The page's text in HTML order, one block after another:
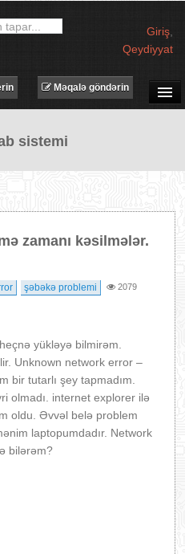
Giriş
Qeydiyyat
TECHNET TV
MƏQALƏLƏR
PROQRAMLAR
Məqalə göndərin
sistemi
zamanı kəsilmələr.
şəbəkə problemi 2079
yükləyə bilmirəm.
Unknown network error –
bir tutarlı şey tapmadım.
olmadı. internet explorer ilə
oldu. Əvvəl belə problem
laptopumdadır. Network
bilərəm?